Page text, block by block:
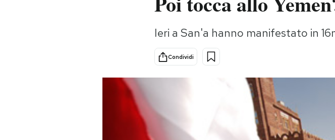
Consumismi
Storie/Idee
Ok Boomer!
Media
Europa
Altrecose
Mondiali calcio 2026
Ieri a San'a hanno manifestato in
Condividi